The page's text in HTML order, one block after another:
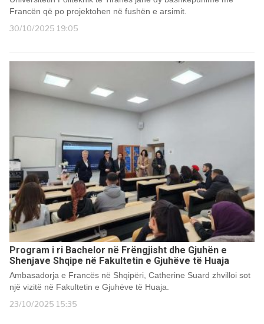
Francën që po projektohen në fushën e arsimit.
30/10/2025 19:05
Program i ri Bachelor në Frëngjisht dhe Gjuhën e
Shenjave Shqipe në Fakultetin e Gjuhëve të Huaja
Ambasadorja e Francës në Shqipëri, Catherine Suard zhvilloi sot
një vizitë në Fakultetin e Gjuhëve të Huaja.
23/10/2025 15:35